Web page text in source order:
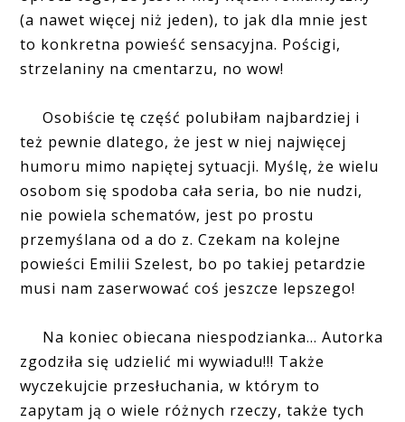
(a nawet więcej niż jeden), to jak dla mnie jest
to konkretna powieść sensacyjna. Pościgi,
strzelaniny na cmentarzu, no wow!
Osobiście tę część polubiłam najbardziej i
też pewnie dlatego, że jest w niej najwięcej
humoru mimo napiętej sytuacji. Myślę, że wielu
osobom się spodoba cała seria, bo nie nudzi,
nie powiela schematów, jest po prostu
przemyślana od a do z. Czekam na kolejne
powieści Emilii Szelest, bo po takiej petardzie
musi nam zaserwować coś jeszcze lepszego!
Na koniec obiecana niespodzianka... Autorka
zgodziła się udzielić mi wywiadu!!! Także
wyczekujcie przesłuchania, w którym to
zapytam ją o wiele różnych rzeczy, także tych